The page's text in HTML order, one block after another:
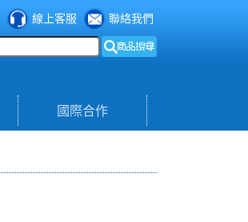
線上客服 聯絡我們
國際合作